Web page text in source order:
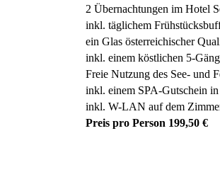
2 Übernachtungen im Hotel
inkl. täglichem
ein Glas österreichischer
inkl. einem köstlichen 5-
Freie Nutzung des See- und
inkl. einem SPA-Gutschein
inkl. W-LAN auf dem
Preis pro Person 199,50 €